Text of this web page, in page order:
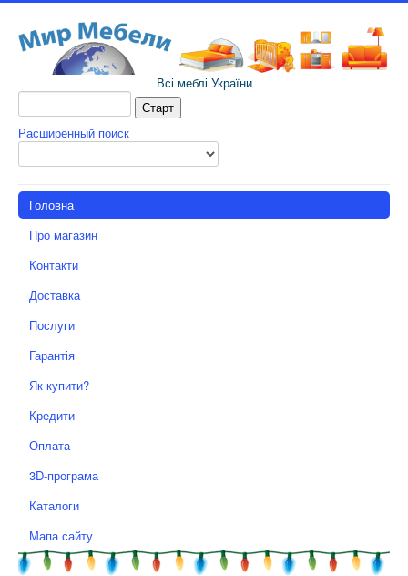
Всі меблі України
Расширенный поиск
Головна
Про магазин
Контакти
Доставка
Послуги
Гарантія
Як купити?
Кредити
Оплата
3D-програма
Каталоги
Мапа сайту